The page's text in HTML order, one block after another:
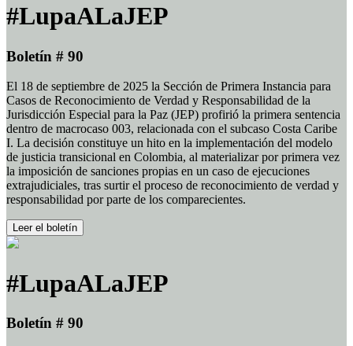
#LupaALaJEP
Boletín # 90
El 18 de septiembre de 2025 la Sección de Primera Instancia para
Casos de Reconocimiento de Verdad y Responsabilidad de la
Jurisdicción Especial para la Paz (JEP) profirió la primera sentencia
dentro de macrocaso 003, relacionada con el subcaso Costa Caribe
I. La decisión constituye un hito en la implementación del modelo
de justicia transicional en Colombia, al materializar por primera vez
la imposición de sanciones propias en un caso de ejecuciones
extrajudiciales, tras surtir el proceso de reconocimiento de verdad y
responsabilidad por parte de los comparecientes.
Leer el boletín
#LupaALaJEP
Boletín # 90